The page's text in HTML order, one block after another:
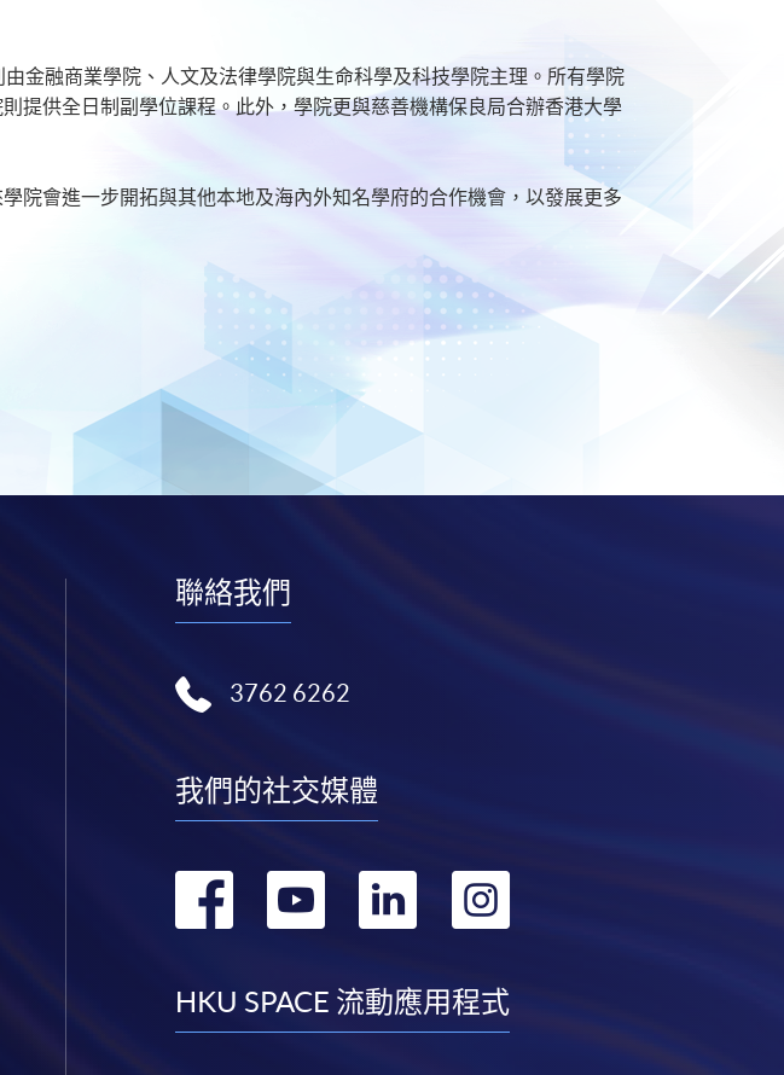
金融商業學院、人文及法律學院與生命科學及科技學院主理。所有學院
提供全日制副學位課程。此外，學院更與慈善機構保良局合辦香港大學
院會進一步開拓與其他本地及海內外知名學府的合作機會，以發展更多
聯絡我們
3762 6262
我們的社交媒體
轉
facebook
轉
youtube
轉
linkedin
轉
instagram
HKU SPACE 流動應用程式